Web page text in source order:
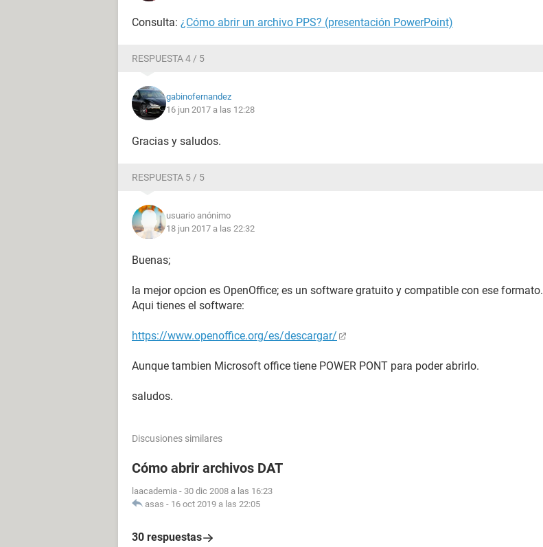
Consulta: ¿Cómo abrir un archivo PPS? (presentación PowerPoint)
RESPUESTA 4 / 5
gabinofernandez
16 jun 2017 a las 12:28
Gracias y saludos.
RESPUESTA 5 / 5
usuario anónimo
18 jun 2017 a las 22:32
Buenas;
la mejor opcion es OpenOffice; es un software gratuito y compatible con ese formato.
Aqui tienes el software:
https://www.openoffice.org/es/descargar/
Aunque tambien Microsoft office tiene POWER PONT para poder abrirlo.
saludos.
Discusiones similares
Cómo abrir archivos DAT
laacademia - 30 dic 2008 a las 16:23
asas - 16 oct 2019 a las 22:05
30 respuestas